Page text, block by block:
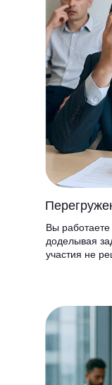
Вы работаете
доделывая
участия не